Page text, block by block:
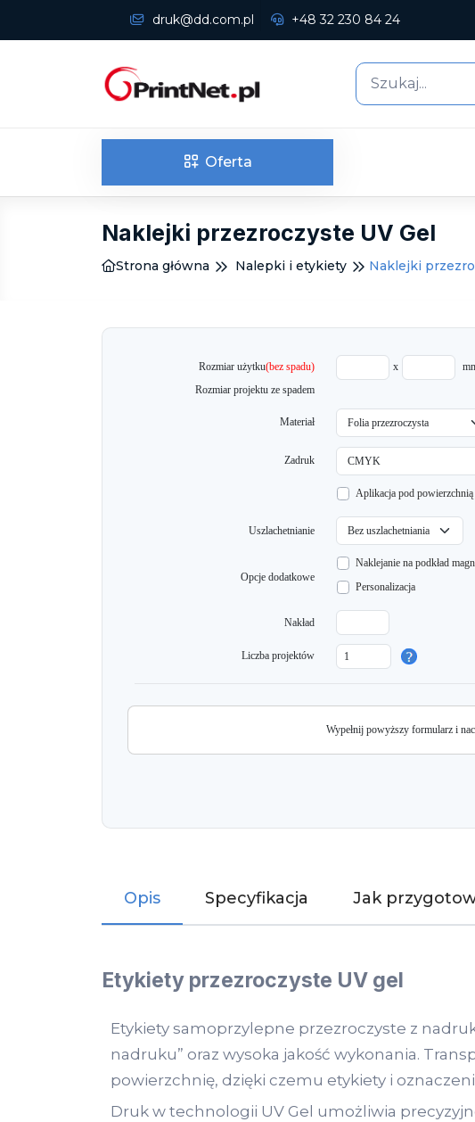
druk@dd.com.pl +48 32 230 84 24
Oferta
Naklejki przezroczyste UV Gel
Strona główna Nalepki i etykiety Naklejki
Rozmiar użytku(bez spadu) x
Rozmiar projektu ze spadem
Materiał
Zadruk
Aplikacja pod powierzchnią
Uszlachetnianie
Opcje dodatkowe
Naklejanie na podkład
Personalizacja
Nakład
Liczba projektów
Wypełnij powyższy formularz i
Opis Specyfikacja Jak
Etykiety przezroczyste UV gel
Etykiety samoprzylepne przezroczyste z
nadruku” oraz wysoka jakość wykonania.
powierzchnię, dzięki czemu etykiety i
Druk w technologii UV Gel umożliwia